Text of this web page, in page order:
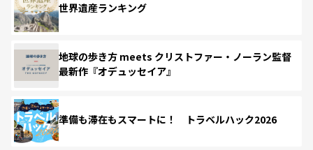
世界遺産ランキング
地球の歩き方 meets クリストファー・ノーラン監督
最新作『オデュッセイア』
準備も滞在もスマートに！ トラベルハック2026